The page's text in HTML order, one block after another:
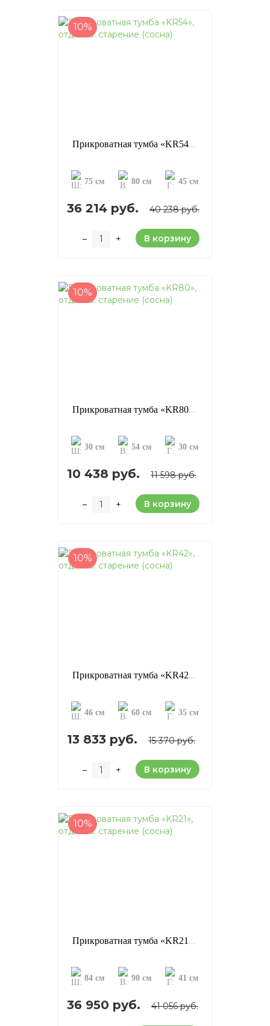
10%
Прикроватная тумба «KR54», отделка: старение (сосна)
75 см 80 см 45 см
36 214 руб. 40 238 руб.
– + В корзину
10%
Прикроватная тумба «KR80», отделка: старение (сосна)
30 см 54 см 30 см
10 438 руб. 11 598 руб.
– + В корзину
10%
Прикроватная тумба «KR42», отделка: старение (сосна)
46 см 60 см 35 см
13 833 руб. 15 370 руб.
– + В корзину
10%
Прикроватная тумба «KR21», отделка: старение (сосна)
84 см 90 см 41 см
36 950 руб. 41 056 руб.